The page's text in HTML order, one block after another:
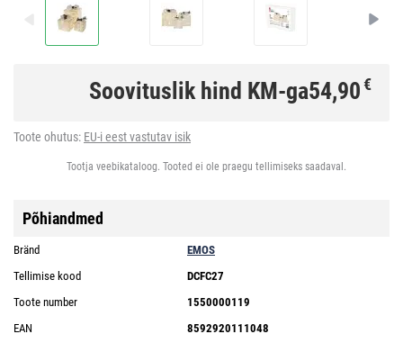
Soovituslik hind KM-ga54,90€
Toote ohutus: EU-i eest vastutav isik
Tootja veebikataloog. Tooted ei ole praegu tellimiseks saadaval.
Põhiandmed
Bränd
EMOS
Tellimise kood
DCFC27
Toote number
1550000119
EAN
8592920111048